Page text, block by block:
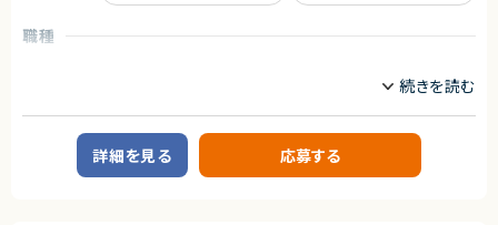
・データエンジニアリング実践コース
求めるスキル
【必須スキル】
・Python を用いた基礎的なプログラミング技術
・機械学習ライブラリの使用経験
・Snowflakeなどクラウドデータプラットフォームを用いた分析開発経験
契約形態
契約元
株式会社LASSIC
エージェントから
職種
教育を軸に人材領域で企業のDXを支援しており、
これまで15万人以上の受講生から約1,000社の企業の DX 推進をサポート
してきた企業様です。
詳細を見る 応募する